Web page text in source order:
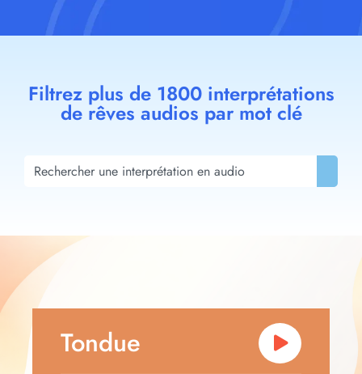
Filtrez plus de 1800 interprétations
de rêves audios par mot clé
Tondue